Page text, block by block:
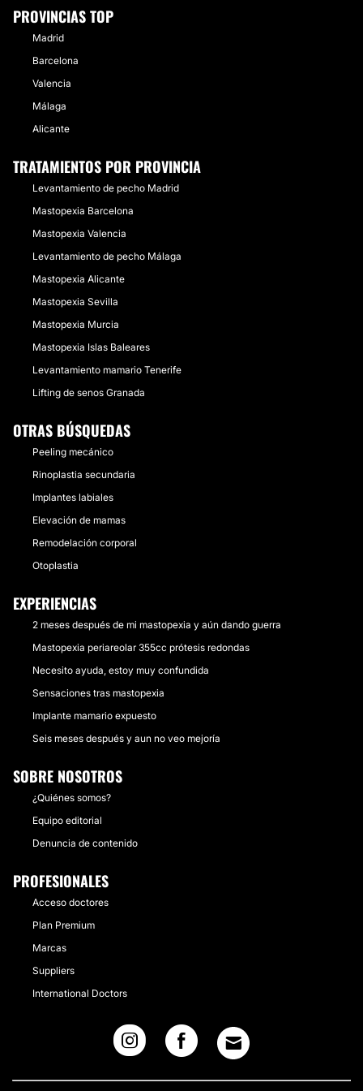
PROVINCIAS TOP
Madrid
Barcelona
Valencia
Málaga
Alicante
TRATAMIENTOS POR PROVINCIA
Levantamiento de pecho Madrid
Mastopexia Barcelona
Mastopexia Valencia
Levantamiento de pecho Málaga
Mastopexia Alicante
Mastopexia Sevilla
Mastopexia Murcia
Mastopexia Islas Baleares
Levantamiento mamario Tenerife
Lifting de senos Granada
OTRAS BÚSQUEDAS
Peeling mecánico
Rinoplastia secundaria
Implantes labiales
Elevación de mamas
Remodelación corporal
Otoplastia
EXPERIENCIAS
2 meses después de mi mastopexia y aún dando guerra
Mastopexia periareolar 355cc prótesis redondas
Necesito ayuda, estoy muy confundida
Sensaciones tras mastopexia
Implante mamario expuesto
Seis meses después y aun no veo mejoría
SOBRE NOSOTROS
¿Quiénes somos?
Equipo editorial
Denuncia de contenido
PROFESIONALES
Acceso doctores
Plan Premium
Marcas
Suppliers
International Doctors